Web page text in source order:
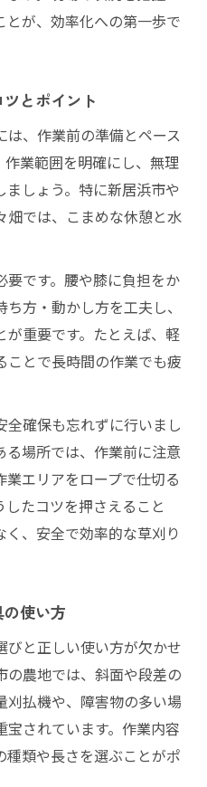
とが、効率化への第一歩で
とポイント
、作業前の準備とペース
業範囲を明確にし、無理
しょう。特に新居浜市や
畑では、こまめな休憩と水
要です。腰や膝に負担をか
方・動かし方を工夫し、
重要です。たとえば、軽
ことで長時間の作業でも疲
全確保も忘れずに行いまし
る場所では、作業前に注意
エリアをロープで仕切る
たコツを押さえること
、安全で効率的な草刈り
使い方
びと正しい使い方が欠かせ
の農地では、斜面や段差の
刈払機や、障害物の多い場
されています。作業内容
類や長さを選ぶことがポ